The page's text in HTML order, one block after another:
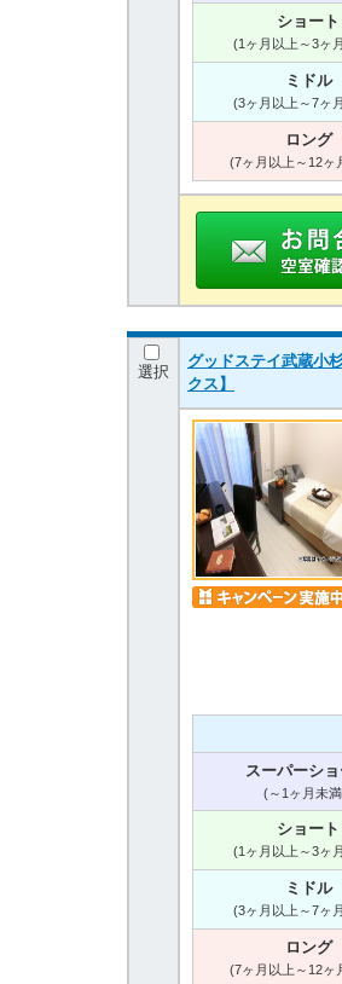
ショート
(1ヶ月以上～3ヶ
ミドル
(3ヶ月以上～7ヶ
ロング
(7ヶ月以上～12ヶ
選択
グッドステイ武蔵小
クス】
スーパーシ
(～1ヶ月未
ショート
(1ヶ月以上～3ヶ
ミドル
(3ヶ月以上～7ヶ
ロング
(7ヶ月以上～12ヶ